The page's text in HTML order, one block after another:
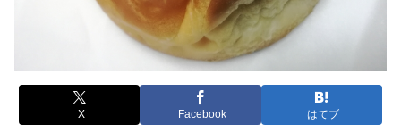
X Facebook はてブ